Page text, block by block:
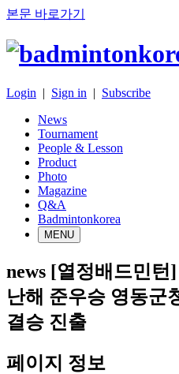
본문 바로가기
Login | Sign in | Subscribe
News
Tournament
People & Lesson
Product
Photo
Magazine
Q&A
Badmintonkorea
MENU
news [열정배드민턴
난해 준우승 영동군
결승 진출
페이지 정보